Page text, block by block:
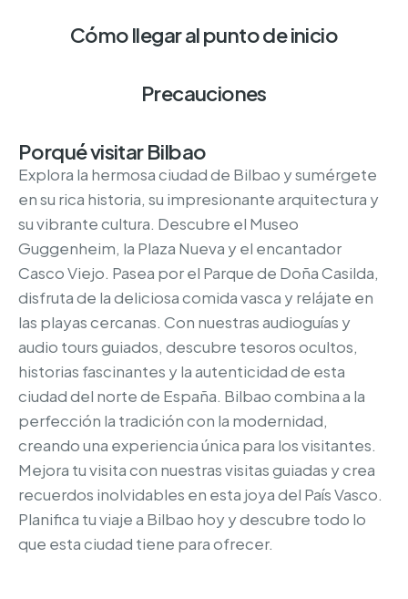
Cómo llegar al punto de inicio
Precauciones
Porqué visitar Bilbao
Explora la hermosa ciudad de Bilbao y sumérgete
en su rica historia, su impresionante arquitectura y
su vibrante cultura. Descubre el Museo
Guggenheim, la Plaza Nueva y el encantador
Casco Viejo. Pasea por el Parque de Doña Casilda,
disfruta de la deliciosa comida vasca y relájate en
las playas cercanas. Con nuestras audioguías y
audio tours guiados, descubre tesoros ocultos,
historias fascinantes y la autenticidad de esta
ciudad del norte de España. Bilbao combina a la
perfección la tradición con la modernidad,
creando una experiencia única para los visitantes.
Mejora tu visita con nuestras visitas guiadas y crea
recuerdos inolvidables en esta joya del País Vasco.
Planifica tu viaje a Bilbao hoy y descubre todo lo
que esta ciudad tiene para ofrecer.